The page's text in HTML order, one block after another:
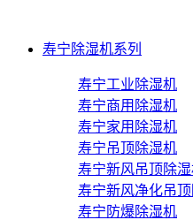
寿宁除湿机系列
寿宁工业除湿机
寿宁商用除湿机
寿宁家用除湿机
寿宁吊顶除湿机
寿宁新风吊顶除
寿宁新风净化吊
寿宁防爆除湿机